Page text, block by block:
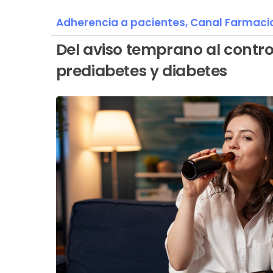
Adherencia a pacientes, Canal
Del aviso temprano al
prediabetes y diabetes